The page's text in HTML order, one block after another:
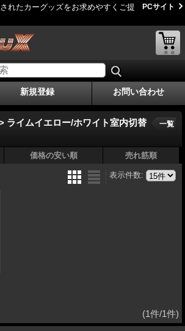
れたカーグッズをお求めやすくご提
PCサイト
新規登録 お問い合わせ
ライムイエロー/ホワイト室内切替
一覧
価格の安い順 売れ筋順
表示件数:
(1件/1件)